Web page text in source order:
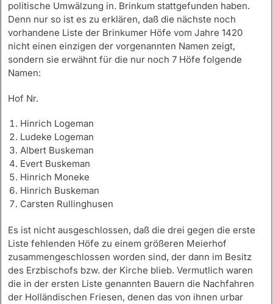
politische Umwälzung in. Brinkum stattgefunden haben.
Denn nur so ist es zu erklären, daß die nächste noch
vorhandene Liste der Brinkumer Höfe vom Jahre 1420
nicht einen einzigen der vorgenannten Namen zeigt,
sondern sie erwähnt für die nur noch 7 Höfe folgende
Namen:
Hof Nr.
Hinrich Logeman
Ludeke Logeman
Albert Buskeman
Evert Buskeman
Hinrich Moneke
Hinrich Buskeman
Carsten Rullinghusen
Es ist nicht ausgeschlossen, daß die drei gegen die erste
Liste fehlenden Höfe zu einem größeren Meierhof
zusammengeschlossen worden sind, der dann im Besitz
des Erzbischofs bzw. der Kirche blieb. Vermutlich waren
die in der ersten Liste genannten Bauern die Nachfahren
der Holländischen Friesen, denen das von ihnen urbar